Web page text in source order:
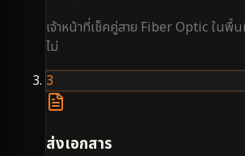
เจ้าหน้าที่เช็คคู่สาย Fiber Optic ในพื้
ไม่
3
ส่งเอกสาร